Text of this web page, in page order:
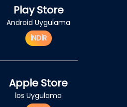
Play Store
Android Uygulama
İNDİR
Apple Store
İos Uygulama